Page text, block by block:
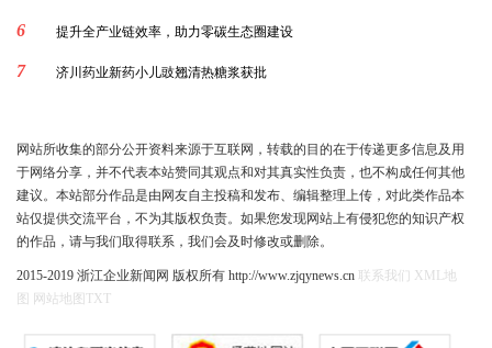
6 提升全产业链效率，助力零碳生态圈建设
7 济川药业新药小儿豉翘清热糖浆获批
网站所收集的部分公开资料来源于互联网，转载的目的在于传递更多信息及用
于网络分享，并不代表本站赞同其观点和对其真实性负责，也不构成任何其他
建议。本站部分作品是由网友自主投稿和发布、编辑整理上传，对此类作品本
站仅提供交流平台，不为其版权负责。如果您发现网站上有侵犯您的知识产权
的作品，请与我们取得联系，我们会及时修改或删除。
2015-2019 浙江企业新闻网 版权所有 http://www.zjqynews.cn 联系我们
XML地
图
网站地图 TXT